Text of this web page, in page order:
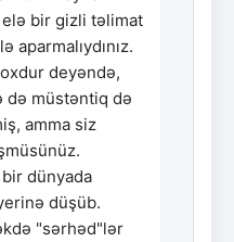
elə bir gizli təlimat
aparmalıydınız.
deyəndə,
də müstəntiq də
amma siz
dünyada
düşüb.
"sərhəd"lər